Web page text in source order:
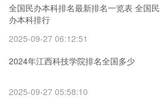
全国民办本科排名最新排名一览表 全国民
办本科排行
2025-09-27 06:12:51
2024年江西科技学院排名全国多少
2025-09-27 05:58:10